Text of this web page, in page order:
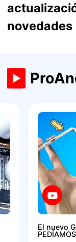
novedades
El nuevo